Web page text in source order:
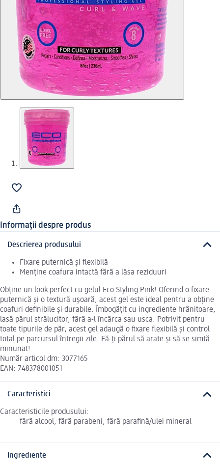
Informații despre produs
Descrierea produsului
Fixare puternică și flexibilă
Menține coafura intactă fără a lăsa reziduuri
Obține un look perfect cu gelul Eco Styling Pink! Oferind o fixare
puternică și o textură ușoară, acest gel este ideal pentru a obține
coafuri definibile și durabile. Îmbogățit cu ingrediente hrănitoare,
lasă părul strălucitor, fără a-l încărca sau usca. Potrivit pentru
toate tipurile de păr, acest gel adaugă o fixare flexibilă și control
total pe parcursul întregii zile. Fă-ți părul să arate și să se simtă
minunat!
Număr articol dm: 3077165
EAN: 748378001051
Caracteristici
Caracteristicile produsului:
fără alcool, fără parabeni, fără parafină/ulei mineral
Ingrediente